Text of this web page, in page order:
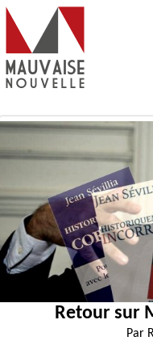
Retour sur
Par